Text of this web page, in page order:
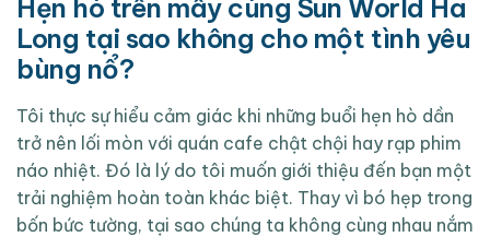
Hẹn hò trên mây cùng Sun World Ha
Long tại sao không cho một tình yêu
bùng nổ?
Tôi thực sự hiểu cảm giác khi những buổi hẹn hò dần
trở nên lối mòn với quán cafe chật chội hay rạp phim
náo nhiệt. Đó là lý do tôi muốn giới thiệu đến bạn một
trải nghiệm hoàn toàn khác biệt. Thay vì bó hẹp trong
bốn bức tường, tại sao chúng ta không cùng nhau nắm